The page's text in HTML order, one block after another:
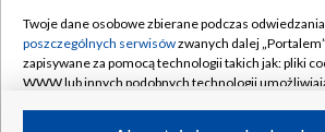
Naziemna Telewizja Cyfrowa
Sklep TVP
Rada Programowa
Pomoc
Biuro reklamy
Kontakt
Twoje dane osobowe zbierane podczas
poszczególnych serwisówzwanych dalej
zapisywane za pomocą technologii takich jak: pliki
WWW lub innych podobnych technologii